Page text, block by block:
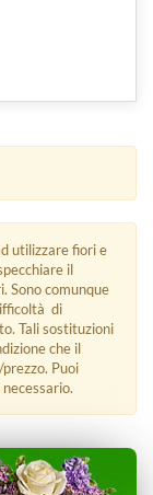
utilizzare fiori e
il
Sono comunque
di
Tali sostituzioni
che il
Puoi